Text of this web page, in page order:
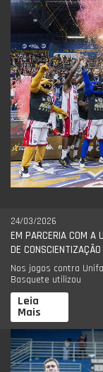
24/03/2026
EM PARCERIA COM A
DE
Nos jogos contra
Basquete utilizou
Leia
Mais